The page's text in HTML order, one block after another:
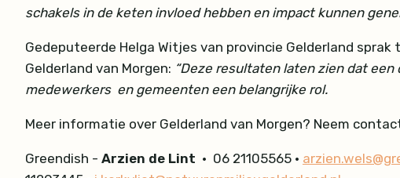
schakels in de keten invloed hebben en impact kunnen
Gedeputeerde Helga Witjes van provincie Gelderland
Gelderland van Morgen: “Deze resultaten laten zien dat
medewerkers en gemeenten een belangrijke rol.
Meer informatie over Gelderland van Morgen? Neem
Greendish - Arzien de Lint • 06 21105565 •